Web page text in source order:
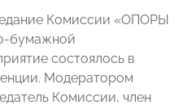
Комиссии «ОПОРЫ
бумажной
состоялось в
Модератором
Комиссии, член